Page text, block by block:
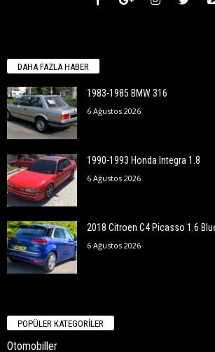
DAHA FAZLA HABER
1983-1985 BMW 316
6 Ağustos 2026
1990-1993 Honda Integra 1.8
6 Ağustos 2026
2018 Citroen C4 Picasso 1.6
6 Ağustos 2026
POPÜLER KATEGORİLER
Otomobiller